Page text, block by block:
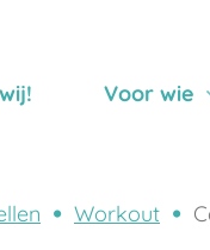
Voor wie
Workout